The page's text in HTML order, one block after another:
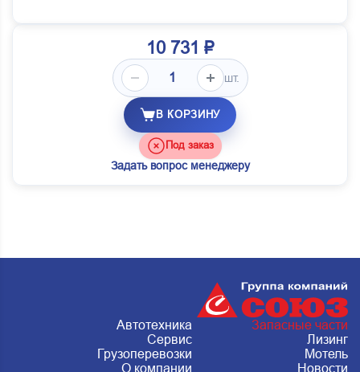
10 731 ₽
шт.
В КОРЗИНУ
Под заказ
Задать вопрос менеджеру
Автотехника
Запасные части
Сервис
Лизинг
Грузоперевозки
Мотель
О компании
Новости